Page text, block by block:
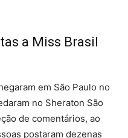
a Miss Brasil
em São Paulo no
no Sheraton São
de comentários, ao
postaram dezenas